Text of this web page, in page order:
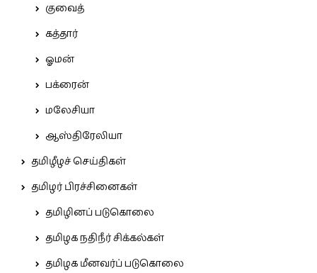
குவைத்
கத்தார்
ஓமன்
பக்ரைன்
மலேசியா
ஆஸ்திரேலியா
தமிழீழச் செய்திகள்
தமிழர் பிரச்சினைகள்
தமிழினப் படுகொலை
தமிழக நதிநீர் சிக்கல்கள்
தமிழக மீனவர்ப் படுகொலை